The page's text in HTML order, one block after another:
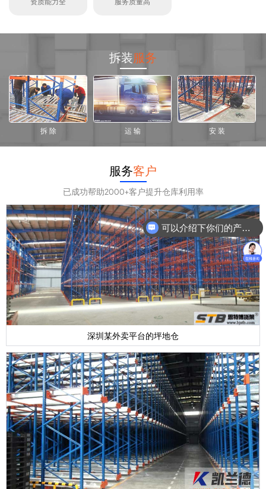
拆装服务
拆 除 运 输 安 装
服务客户
已成功帮助2000+客户提升仓库利用率
深圳某外卖平台的坪地仓
可以介绍下你们的产品么？